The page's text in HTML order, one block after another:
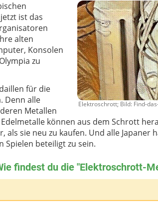
Elektroschrott; Bild: Find-
ist das
alten
Konsolen
zu
für die
Denn alle
Metallen
können aus dem Schrott
sie neu zu kaufen. Und alle Japaner
Spielen beteiligt zu sein.
findest du die "Elektroschrott-